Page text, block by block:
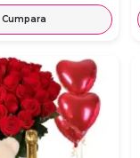
Cumpara